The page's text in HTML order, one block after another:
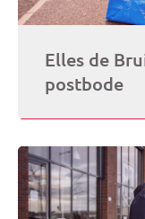
Elles de
postbode